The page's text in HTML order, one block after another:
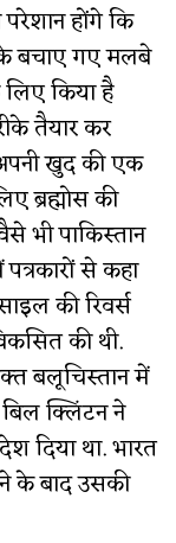
होंगे कि
के बचाए गए मलबे
किया है
तैयार कर
खुद की एक
ब्रह्मोस की
भी पाकिस्तान
से कहा
की रिवर्स
की थी.
बलूचिस्तान में
बिल क्लिंटन ने
दिया था. भारत
के बाद उसकी